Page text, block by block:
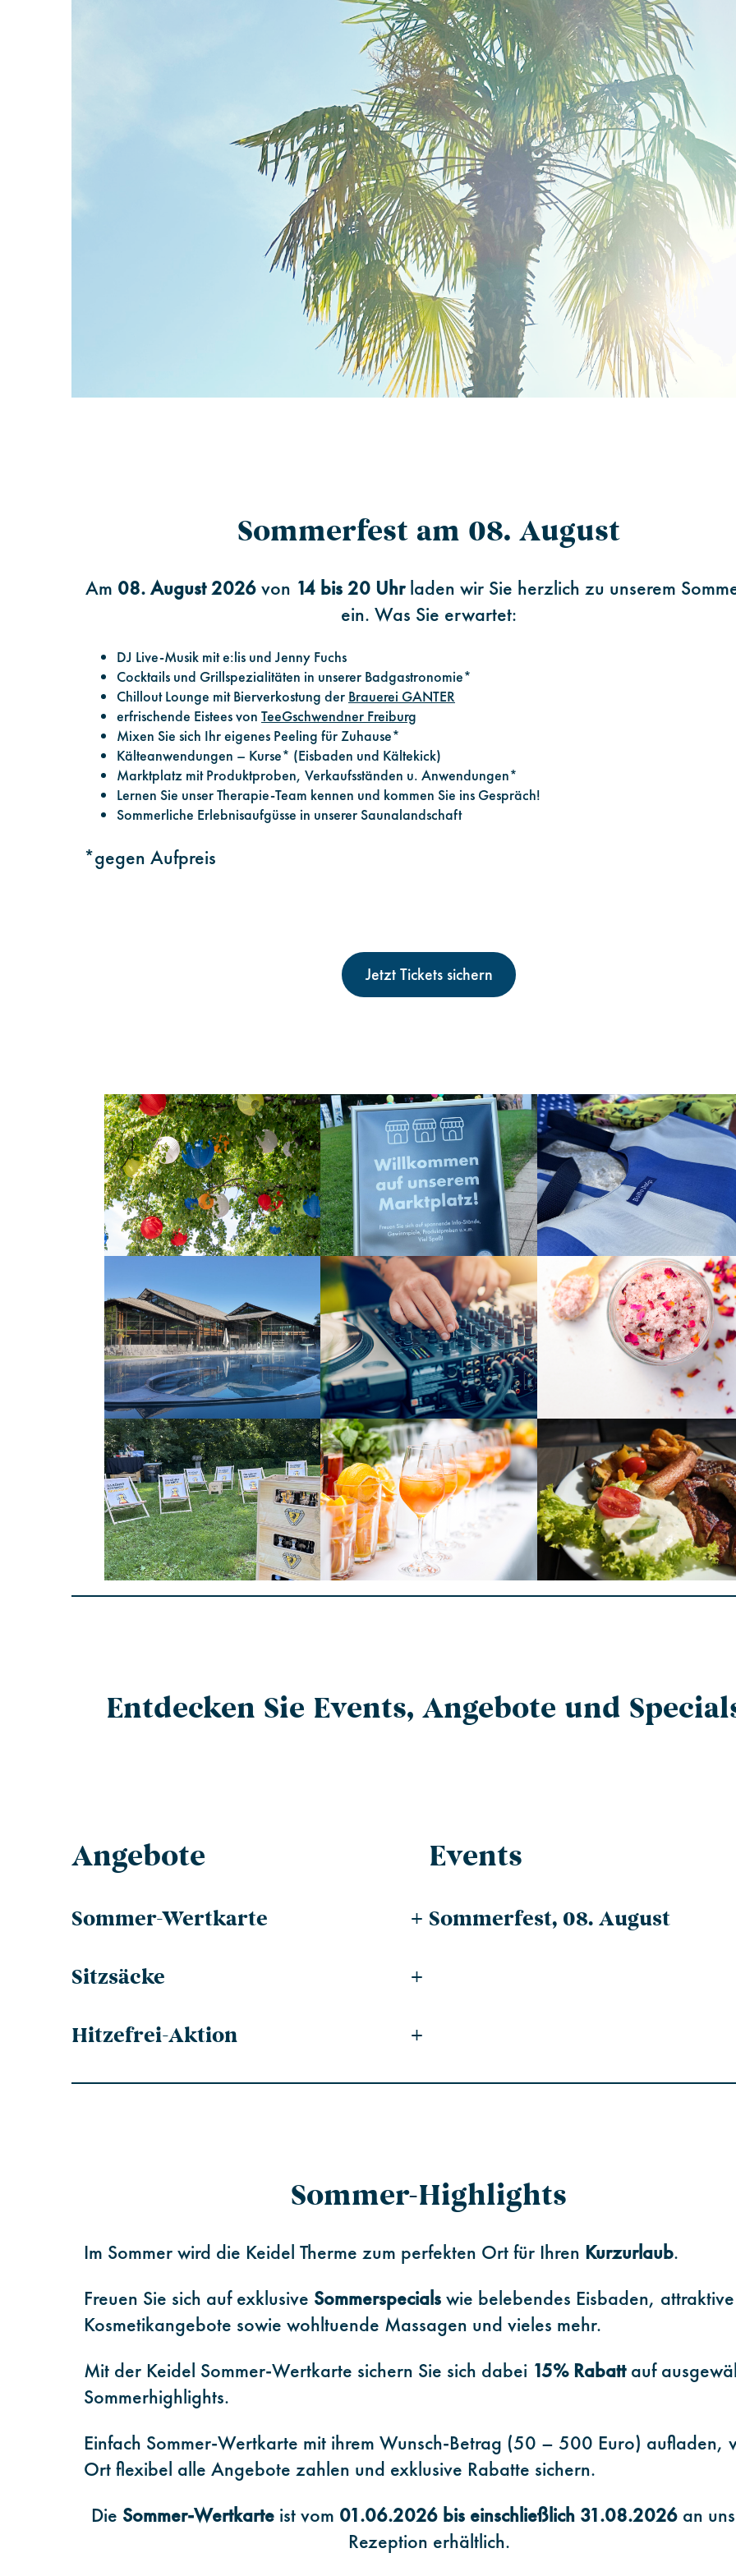
Sommerfest am 08. August
Am 08. August 2026von 14 bis 20 Uhrladen wir Sie herzlich zu unserem
ein. Was Sie erwartet:
DJ Live-Musik mit e:lis und Jenny Fuchs
Cocktails und Grillspezialitäten in unserer Badgastronomie*
Chillout Lounge mit Bierverkostung der Brauerei GANTER
erfrischende Eistees von TeeGschwendner Freiburg
Mixen Sie sich Ihr eigenes Peeling für Zuhause*
Kälteanwendungen – Kurse* (Eisbaden und Kältekick)
Marktplatz mit Produktproben, Verkaufsständen u. Anwendungen*
Lernen Sie unser Therapie-Team kennen und kommen Sie ins Gespräch!
Sommerliche Erlebnisaufgüsse in unserer Saunalandschaft
*gegen Aufpreis
Jetzt Tickets sichern
Entdecken Sie Events, Angebote und
Angebote
Sommer-Wertkarte +
Sitzsäcke +
Hitzefrei-Aktion +
Events
Sommerfest, 08. August
Sommer-Highlights
Im Sommer wird die Keidel Therme zum perfekten Ort für Ihren Kurzurlaub.
Freuen Sie sich auf exklusive Sommerspecialswie belebendes Eisbaden, attraktive
Kosmetikangebote sowie wohltuende Massagen und vieles mehr.
Mit der Keidel Sommer-Wertkarte sichern Sie sich dabei 15% Rabattauf
Sommerhighlights.
Einfach Sommer-Wertkarte mit ihrem Wunsch-Betrag (50 – 500 Euro) aufladen,
Ort flexibel alle Angebote zahlen und exklusive Rabatte sichern.
Die Sommer-Wertkarteist vom 01.06.2026 bis einschließlich 31.08.2026an
Rezeption erhältlich.